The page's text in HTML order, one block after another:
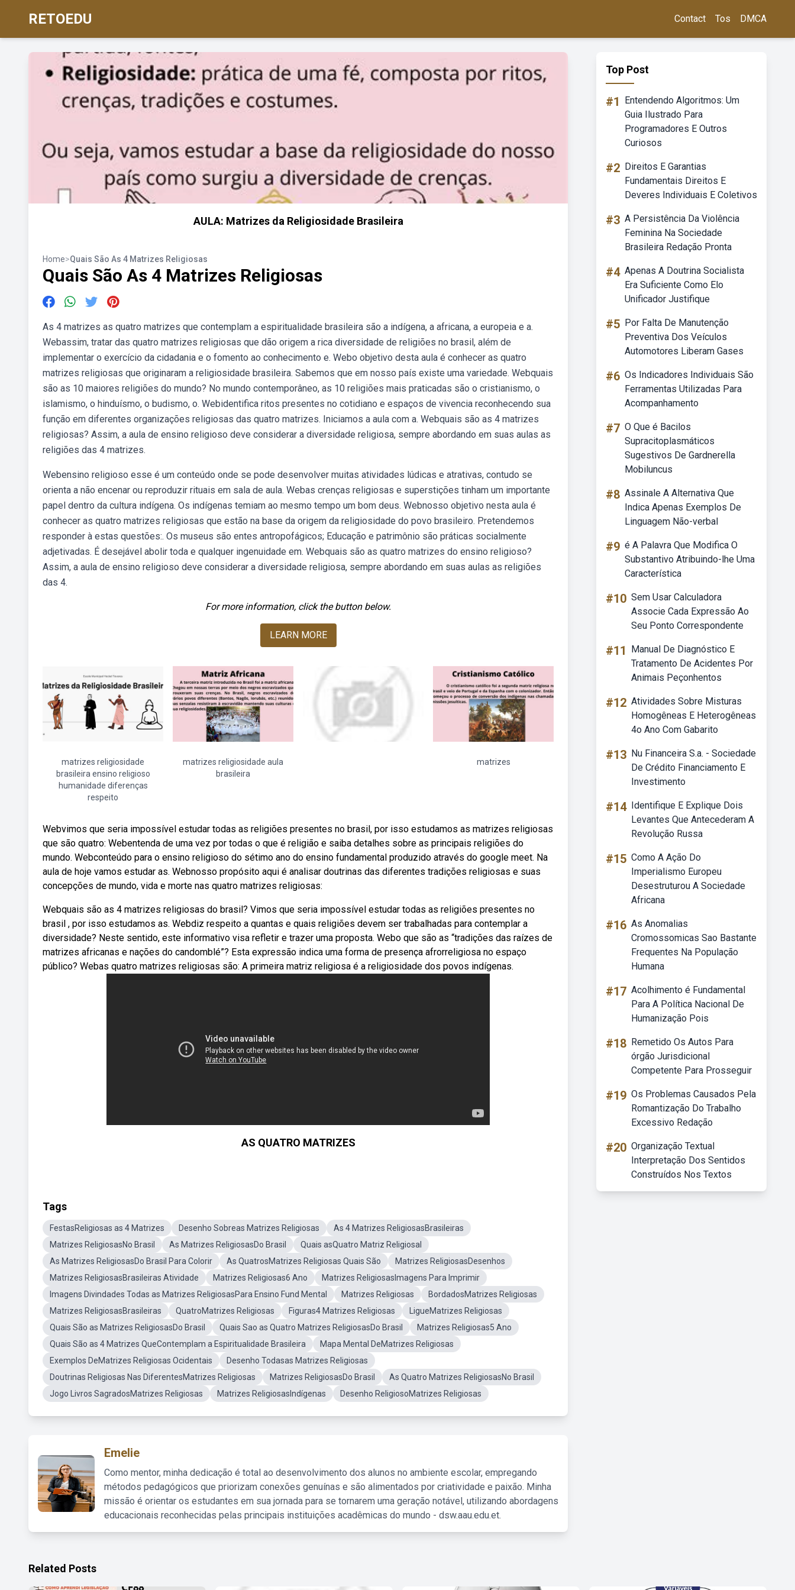
RETOEDU Contact Tos DMCA
AULA: Matrizes da Religiosidade Brasileira
Home>Quais São As 4 Matrizes Religiosas
Quais São As 4 Matrizes Religiosas
As 4 matrizes as quatro matrizes que contemplam a espiritualidade brasileira são a indígena, a africana, a europeia e a.
Webassim, tratar das quatro matrizes religiosas que dão origem a rica diversidade de religiões no brasil, além de
implementar o exercício da cidadania e o fomento ao conhecimento e. Webo objetivo desta aula é conhecer as quatro
matrizes religiosas que originaram a religiosidade brasileira. Sabemos que em nosso país existe uma variedade. Webquais
são as 10 maiores religiões do mundo? No mundo contemporâneo, as 10 religiões mais praticadas são o cristianismo, o
islamismo, o hinduísmo, o budismo, o. Webidentifica ritos presentes no cotidiano e espaços de vivencia reconhecendo sua
função em diferentes organizações religiosas das quatro matrizes. Iniciamos a aula com a. Webquais são as 4 matrizes
religiosas? Assim, a aula de ensino religioso deve considerar a diversidade religiosa, sempre abordando em suas aulas as
religiões das 4 matrizes.
Webensino religioso esse é um conteúdo onde se pode desenvolver muitas atividades lúdicas e atrativas, contudo se
orienta a não encenar ou reproduzir rituais em sala de aula. Webas crenças religiosas e superstições tinham um importante
papel dentro da cultura indígena. Os indígenas temiam ao mesmo tempo um bom deus. Webnosso objetivo nesta aula é
conhecer as quatro matrizes religiosas que estão na base da origem da religiosidade do povo brasileiro. Pretendemos
responder à estas questões:. Os museus são entes antropofágicos; Educação e patrimônio são práticas socialmente
adjetivadas. É desejável abolir toda e qualquer ingenuidade em. Webquais são as quatro matrizes do ensino religioso?
Assim, a aula de ensino religioso deve considerar a diversidade religiosa, sempre abordando em suas aulas as religiões
das 4.
For more information, click the button below.
LEARN MORE
matrizes religiosidade
brasileira ensino religioso
humanidade diferenças
respeito
matrizes religiosidade aula
brasileira
matrizes
Webvimos que seria impossível estudar todas as religiões presentes no brasil, por isso estudamos as matrizes religiosas
que são quatro: Webentenda de uma vez por todas o que é religião e saiba detalhes sobre as principais religiões do
mundo. Webconteúdo para o ensino religioso do sétimo ano do ensino fundamental produzido através do google meet. Na
aula de hoje vamos estudar as. Webnosso propósito aqui é analisar doutrinas das diferentes tradições religiosas e suas
concepções de mundo, vida e morte nas quatro matrizes religiosas:
Webquais são as 4 matrizes religiosas do brasil? Vimos que seria impossível estudar todas as religiões presentes no
brasil , por isso estudamos as. Webdiz respeito a quantas e quais religiões devem ser trabalhadas para contemplar a
diversidade? Neste sentido, este informativo visa refletir e trazer uma proposta. Webo que são as “tradições das raízes de
matrizes africanas e nações do candomblé”? Esta expressão indica uma forma de presença afrorreligiosa no espaço
público? Webas quatro matrizes religiosas são: A primeira matriz religiosa é a religiosidade dos povos indígenas.
AS QUATRO MATRIZES
Tags
FestasReligiosas as 4 Matrizes Desenho Sobreas Matrizes Religiosas
As 4 Matrizes ReligiosasBrasileiras
Matrizes ReligiosasNo Brasil
As Matrizes ReligiosasDo Brasil
Quais asQuatro Matriz Religiosal
As Matrizes ReligiosasDo Brasil Para Colorir
As QuatrosMatrizes Religiosas Quais São
Matrizes ReligiosasDesenhos
Matrizes ReligiosasBrasileiras Atividade
Matrizes Religiosas6 Ano
Matrizes ReligiosasImagens Para Imprimir
Imagens Divindades Todas as Matrizes ReligiosasPara Ensino Fund Mental
Matrizes Religiosas
BordadosMatrizes Religiosas
Matrizes ReligiosasBrasileiras
QuatroMatrizes Religiosas Figuras4 Matrizes Religiosas
LigueMatrizes Religiosas
Quais São as Matrizes ReligiosasDo Brasil
Quais Sao as Quatro Matrizes ReligiosasDo Brasil
Matrizes Religiosas5 Ano
Quais São as 4 Matrizes QueContemplam a Espiritualidade Brasileira
Mapa Mental DeMatrizes Religiosas
Exemplos DeMatrizes Religiosas Ocidentais
Desenho Todasas Matrizes Religiosas
Doutrinas Religiosas Nas DiferentesMatrizes Religiosas
Matrizes ReligiosasDo Brasil
As Quatro Matrizes ReligiosasNo Brasil
Jogo Livros SagradosMatrizes Religiosas
Matrizes ReligiosasIndígenas Desenho ReligiosoMatrizes Religiosas
Emelie
Como mentor, minha dedicação é total ao desenvolvimento dos alunos no ambiente escolar, empregando
métodos pedagógicos que priorizam conexões genuínas e são alimentados por criatividade e paixão. Minha
missão é orientar os estudantes em sua jornada para se tornarem uma geração notável, utilizando abordagens
educacionais reconhecidas pelas principais instituições acadêmicas do mundo - dsw.aau.edu.et.
Top Post
#1
Entendendo Algoritmos: Um
Guia Ilustrado Para
Programadores E Outros
Curiosos
#2 Direitos E Garantias
Fundamentais Direitos E
Deveres Individuais E Coletivos
#3 A Persistência Da Violência
Feminina Na Sociedade
Brasileira Redação Pronta
#4 Apenas A Doutrina Socialista
Era Suficiente Como Elo
Unificador Justifique
#5 Por Falta De Manutenção
Preventiva Dos Veículos
Automotores Liberam Gases
#6 Os Indicadores Individuais São
Ferramentas Utilizadas Para
Acompanhamento
#7 O Que é Bacilos
Supracitoplasmáticos
Sugestivos De Gardnerella
Mobiluncus
#8 Assinale A Alternativa Que
Indica Apenas Exemplos De
Linguagem Não-verbal
#9 é A Palavra Que Modifica O
Substantivo Atribuindo-lhe Uma
Característica
#10 Sem Usar Calculadora
Associe Cada Expressão Ao
Seu Ponto Correspondente
#11
Manual De Diagnóstico E
Tratamento De Acidentes Por
Animais Peçonhentos
#12 Atividades Sobre Misturas
Homogêneas E Heterogêneas
4o Ano Com Gabarito
#13 Nu Financeira S.a. - Sociedade
De Crédito Financiamento E
Investimento
#14 Identifique E Explique Dois
Levantes Que Antecederam A
Revolução Russa
#15 Como A Ação Do
Imperialismo Europeu
Desestruturou A Sociedade
Africana
#16 As Anomalias
Cromossomicas Sao Bastante
Frequentes Na População
Humana
#17 Acolhimento é Fundamental
Para A Política Nacional De
Humanização Pois
#18 Remetido Os Autos Para
órgão Jurisdicional
Competente Para Prosseguir
#19 Os Problemas Causados Pela
Romantização Do Trabalho
Excessivo Redação
#20 Organização Textual
Interpretação Dos Sentidos
Construídos Nos Textos
Related Posts